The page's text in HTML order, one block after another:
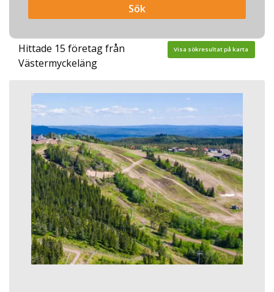
Hittade 15 företag från
Västermyckeläng
Visa sökresultat på karta